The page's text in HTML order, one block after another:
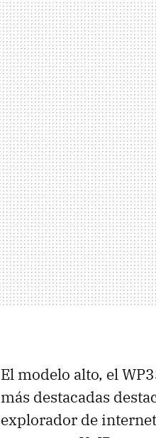
El modelo alto, el
más destacadas
explorador de